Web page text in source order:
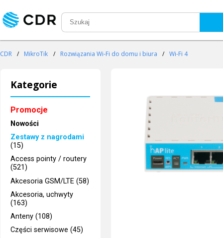
CDR / MikroTik / Rozwiązania Wi-Fi do domu i biura / Wi-Fi 4
Kategorie
Promocje
Nowości
Zestawy z nagrodami
(15)
Access pointy / routery
(521)
Akcesoria GSM/LTE (58)
Akcesoria, uchwyty
(163)
Anteny (108)
Części serwisowe (45)